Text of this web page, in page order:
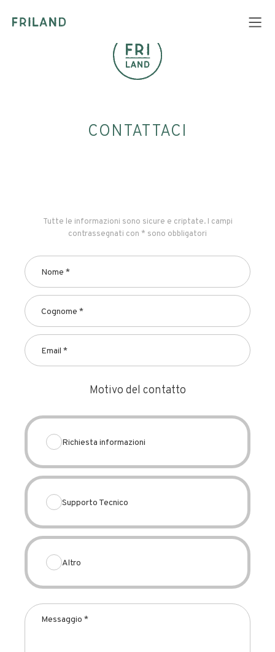
CONTATTACI
Tutte le informazioni sono sicure e criptate. I campi
contrassegnati con * sono obbligatori
Motivo del contatto
Richiesta informazioni
Supporto Tecnico
Altro